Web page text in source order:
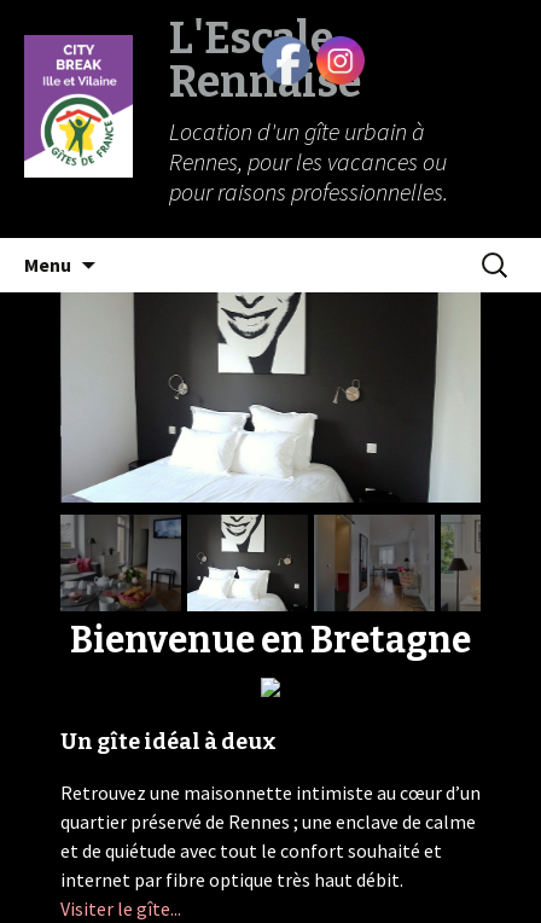
L'Escale
Rennaise
Location d'un gîte urbain à
Rennes, pour les vacances ou
pour raisons professionnelles.
Menu
Bienvenue en Bretagne
Un gîte idéal à deux
Retrouvez une maisonnette intimiste au cœur d’un
quartier préservé de Rennes ; une enclave de calme
et de quiétude avec tout le confort souhaité et
internet par fibre optique très haut débit.
Visiter le gîte...